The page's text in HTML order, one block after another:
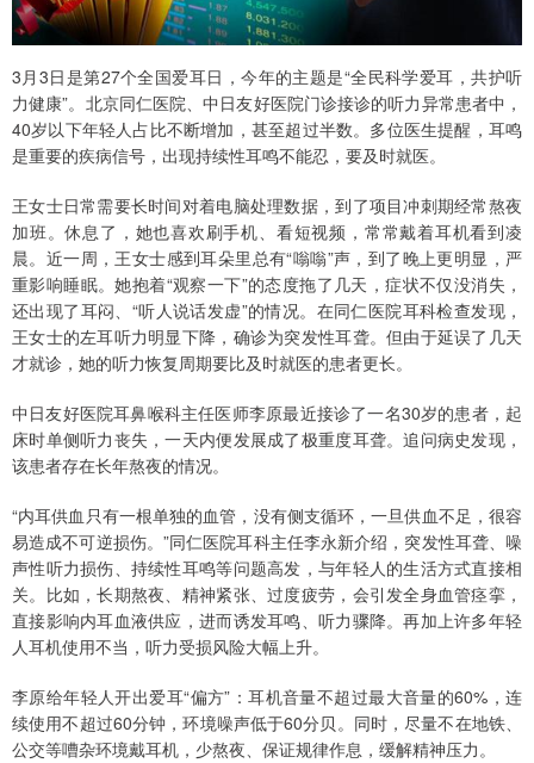
3月3日是第27个全国爱耳日，今年的主题是“全民科学爱耳，共护听
力健康”。北京同仁医院、中日友好医院门诊接诊的听力异常患者中，
40岁以下年轻人占比不断增加，甚至超过半数。多位医生提醒，耳鸣
是重要的疾病信号，出现持续性耳鸣不能忍，要及时就医。
王女士日常需要长时间对着电脑处理数据，到了项目冲刺期经常熬夜
加班。休息了，她也喜欢刷手机、看短视频，常常戴着耳机看到凌
晨。近一周，王女士感到耳朵里总有“嗡嗡”声，到了晚上更明显，严
重影响睡眠。她抱着“观察一下”的态度拖了几天，症状不仅没消失，
还出现了耳闷、“听人说话发虚”的情况。在同仁医院耳科检查发现，
王女士的左耳听力明显下降，确诊为突发性耳聋。但由于延误了几天
才就诊，她的听力恢复周期要比及时就医的患者更长。
中日友好医院耳鼻喉科主任医师李原最近接诊了一名30岁的患者，起
床时单侧听力丧失，一天内便发展成了极重度耳聋。追问病史发现，
该患者存在长年熬夜的情况。
“内耳供血只有一根单独的血管，没有侧支循环，一旦供血不足，很容
易造成不可逆损伤。”同仁医院耳科主任李永新介绍，突发性耳聋、噪
声性听力损伤、持续性耳鸣等问题高发，与年轻人的生活方式直接相
关。比如，长期熬夜、精神紧张、过度疲劳，会引发全身血管痉挛，
直接影响内耳血液供应，进而诱发耳鸣、听力骤降。再加上许多年轻
人耳机使用不当，听力受损风险大幅上升。
李原给年轻人开出爱耳“偏方”：耳机音量不超过最大音量的60%，连
续使用不超过60分钟，环境噪声低于60分贝。同时，尽量不在地铁、
公交等嘈杂环境戴耳机，少熬夜、保证规律作息，缓解精神压力。